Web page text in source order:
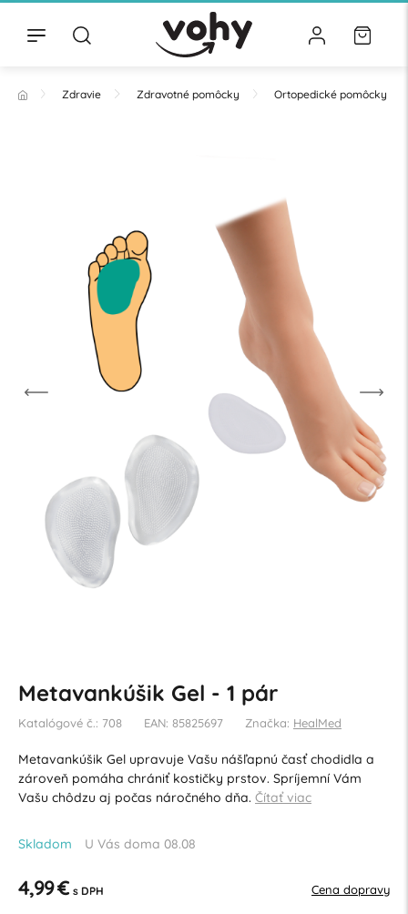
Zdravie Zdravotné pomôcky Ortopedické pomôcky
Metavankúšik Gel - 1 pár
Katalógové č.: 708 EAN: 85825697 Značka: HealMed
Metavankúšik Gel upravuje Vašu nášľapnú časť chodidla a
zároveň pomáha chrániť kostičky prstov. Spríjemní Vám
Vašu chôdzu aj počas náročného dňa. Čítať viac
Skladom U Vás doma 08.08
4,99 € s DPH Cena dopravy